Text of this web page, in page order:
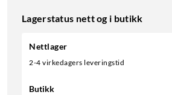
Lagerstatus nett og i butikk
Nettlager
2-4 virkedagers leveringstid
Butikk